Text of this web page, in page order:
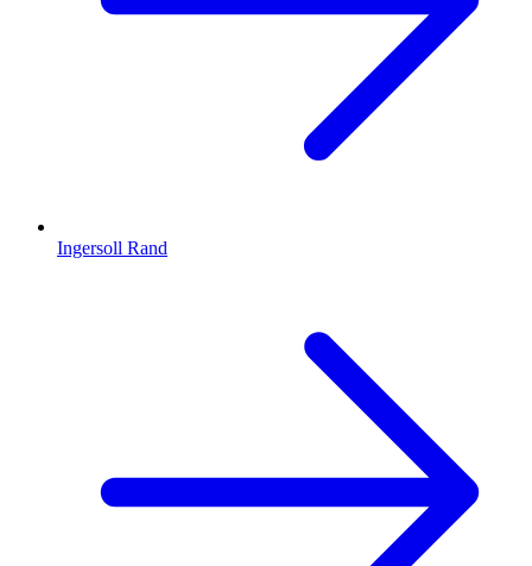
Ingersoll Rand